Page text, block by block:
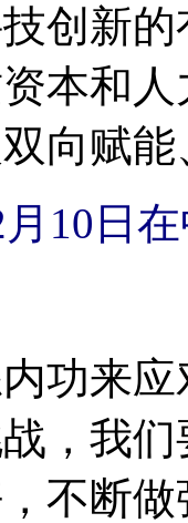
创新
本和
向赋
月10日
来应
，我
不断